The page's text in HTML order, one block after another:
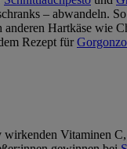
– abwandeln.
Hartkäse wie
Rezept für
Vitaminen